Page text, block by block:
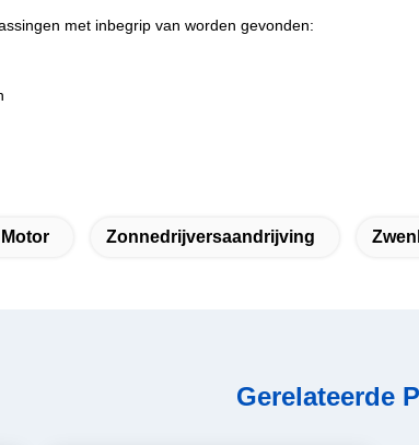
met inbegrip van worden gevonden:
Zonnedrijversaandrijving
Gerelateerde